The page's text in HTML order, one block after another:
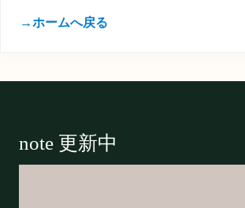
→ホームへ戻る
note 更新中